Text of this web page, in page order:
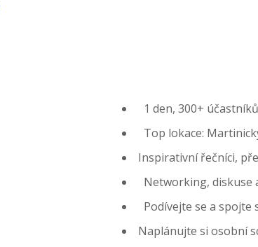
1 den, 300­+
Top lokace:
Inspirativní řečníci,
Networking, diskuse
Podívejte se a
Naplánujte si osobní